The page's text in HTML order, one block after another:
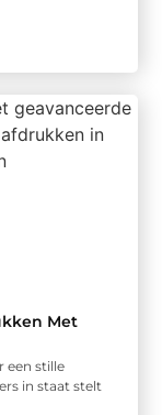
Met
een stille
in staat stelt